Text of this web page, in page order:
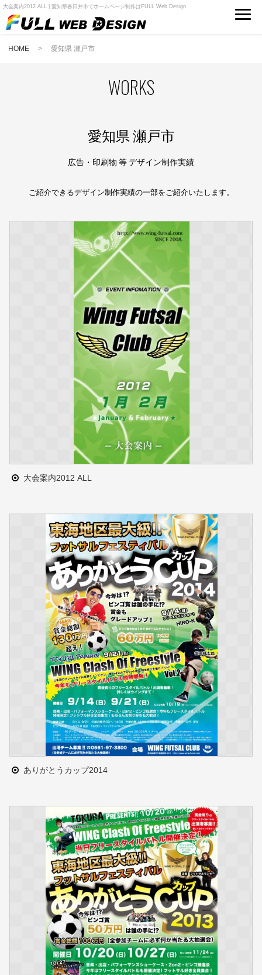
大会案内2012 ALL | 愛知県春日井市でホームページ制作はFULL Web Design
HOME > 愛知県 瀬戸市
WORKS
愛知県 瀬戸市
広告・印刷物 等 デザイン制作実績
ご紹介できるデザイン制作実績の一部をご紹介いたします。
大会案内2012 ALL
ありがとうカップ2014